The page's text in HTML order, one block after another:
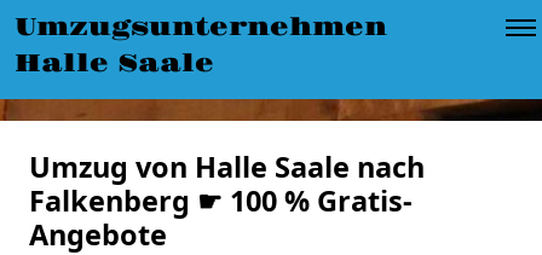
Umzugsunternehmen
Halle Saale
Umzug von Halle Saale nach
Falkenberg ☛ 100 % Gratis-
Angebote